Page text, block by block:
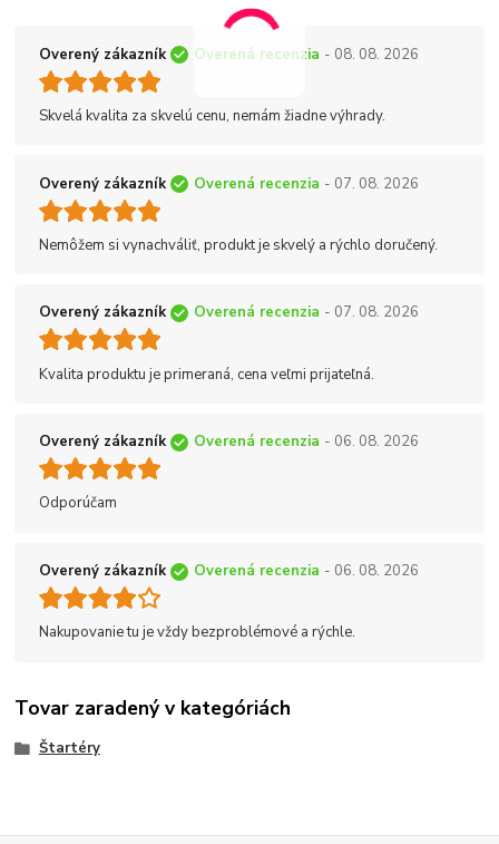
Overený zákazník Overená recenzia - 08. 08. 2026
Skvelá kvalita za skvelú cenu, nemám žiadne výhrady.
Overený zákazník Overená recenzia - 07. 08. 2026
Nemôžem si vynachváliť, produkt je skvelý a rýchlo doručený.
Overený zákazník Overená recenzia - 07. 08. 2026
Kvalita produktu je primeraná, cena veľmi prijateľná.
Overený zákazník Overená recenzia - 06. 08. 2026
Odporúčam
Overený zákazník Overená recenzia - 06. 08. 2026
Nakupovanie tu je vždy bezproblémové a rýchle.
Tovar zaradený v kategóriách
Štartéry